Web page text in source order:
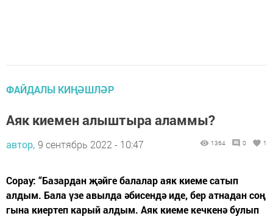
ФАЙДАЛЫ КИҢӘШЛӘР
Аяк киемен алыштыра аламмы?
автор, 9 сентябрь 2022 - 10:47 1364 0 1
Сорау: “Базардан җәйге балалар аяк киеме сатып
алдым. Бала үзе авылда әбисендә иде, бер атнадан соң
гына киертеп карый алдым. Аяк киеме кечкенә булып